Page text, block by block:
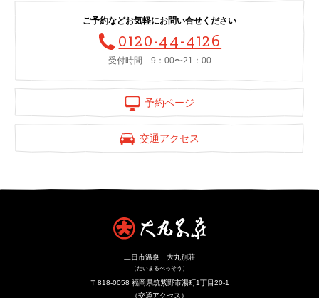
ご予約などお気軽にお問い合せください
0120-44-4126
受付時間 9：00〜21：00
予約ページ
交通アクセス
二日市温泉 大丸別荘
（だいまるべっそう）
〒818-0058 福岡県筑紫野市湯町1丁目20-1
（交通アクセス ）